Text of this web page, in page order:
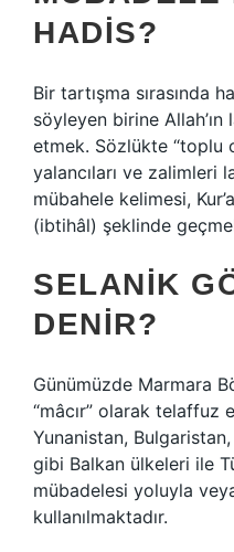
HADIS?
Bir tartışma sırasında
söyleyen birine
etmek. Sözlükte “toplu
yalancıları ve zalimleri
mübahele kelimesi,
(ibtihâl) şeklinde
SELANIK
DENIR?
Günümüzde Marmara
“mâcır” olarak telaffuz
Yunanistan,
gibi Balkan ülkeleri ile
mübadelesi yoluyla
kullanılmaktadır.